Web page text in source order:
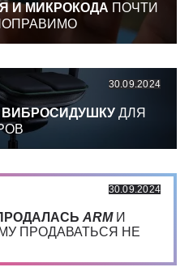
И МИКРОКОДА ПОЧТИ
30.09.2024
ДЛЯ
30.09.2024
ARMИ
ПРОДАВАТЬСЯ НЕ